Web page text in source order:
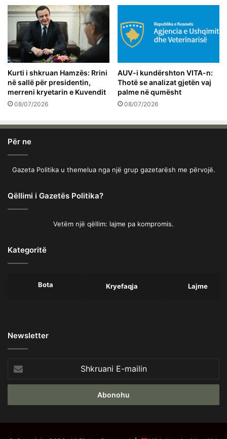
Kurti i shkruan Hamzës: Rrini
në sallë për presidentin,
merreni kryetarin e Kuvendit
08/07/2026
AUV-i kundërshton VITA-n:
Thotë se analizat gjetën vaj
palme në qumësht
08/07/2026
Për ne
Gazeta Politika u themelua nga një grup gazetarësh me përvojë.
Qëllimi i Gazetës Politika?
Vetëm një qëllim: lajme pa kompromis.
Kategoritë
Bota Kryefaqja Lajme
Newsletter
E-
mailin